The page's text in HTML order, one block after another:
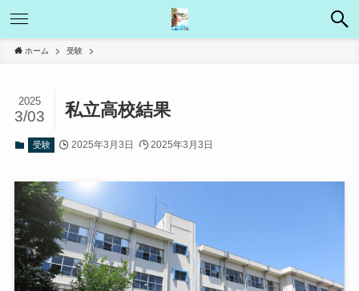
ホーム 受験
私立高校結果
2025
3/03
受験 2025年3月3日 2025年3月3日